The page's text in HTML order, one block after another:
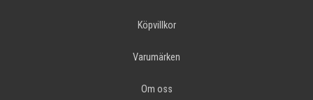
Köpvillkor
Varumärken
Om oss